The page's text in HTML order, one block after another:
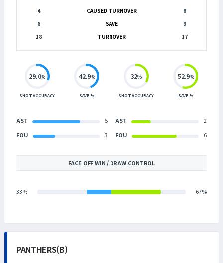
4
CAUSED TURNOVER
8
6
SAVE
9
18
TURNOVER 17
29.0%
SHOT ACCURACY
42.9%
SAVE %
AST
5
FOU
3
32%
SHOT ACCURACY
52.9%
SAVE %
AST
2
FOU
6
FACE OFF WIN / DRAW CONTROL
33% 67%
PANTHERS(B)